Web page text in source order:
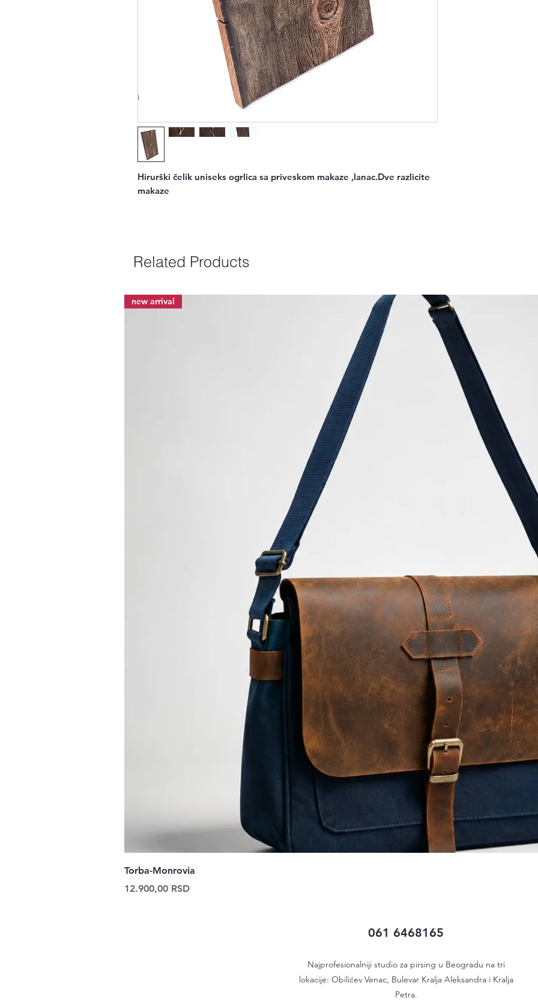
Hirurški čelik uniseks ogrlica sa priveskom makaze ,lanac.Dve razlicite
makaze
Related Products
new arrival
Torba-Monrovia
Price
12.900,00 RSD
061 6468165
Najprofesionalniji studio za pirsing u Beogradu na tri
lokacije: Obilićev Venac, Bulevar Kralja Aleksandra i Kralja
Petra.